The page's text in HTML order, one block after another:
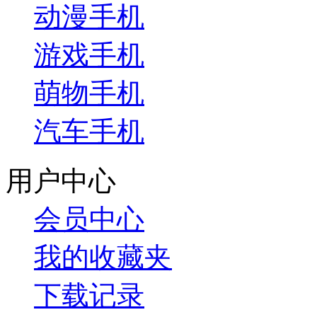
动漫手机
游戏手机
萌物手机
汽车手机
用户中心
会员中心
我的收藏夹
下载记录